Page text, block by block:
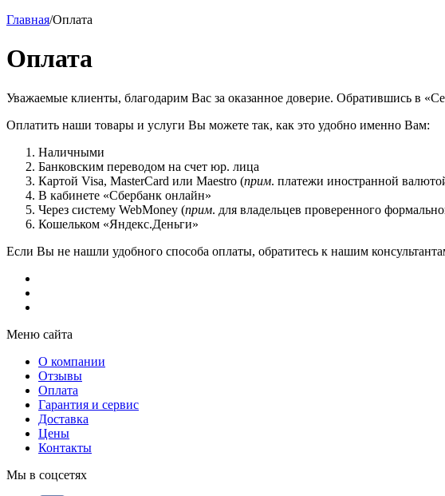
Главная/Оплата
Оплата
Уважаемые клиенты, благодарим Вас за оказанное доверие. Обратившись в
Оплатить наши товары и услуги Вы можете так, как это удобно именно Вам:
Наличными
Банковским переводом на счет юр. лица
Картой Visa, MasterCard или Maestro (прим. платежи иностранной
В кабинете «Сбербанк онлайн»
Через систему WebMoney (прим. для владельцев проверенного
Кошельком «Яндекс.Деньги»
Если Вы не нашли удобного способа оплаты, обратитесь к нашим
Меню сайта
О компании
Отзывы
Оплата
Гарантия и сервис
Доставка
Цены
Контакты
Мы в соцсетях